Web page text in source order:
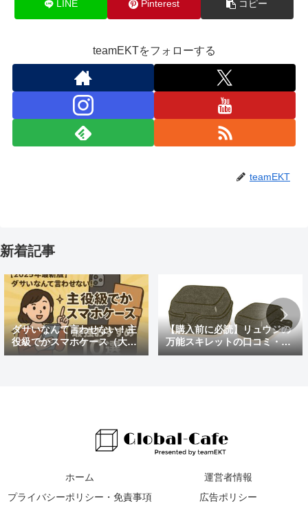
LINE Pinterest コピー
teamEKTをフォローする
teamEKT
新着記事
ダサいなんて言わせない！主
役級でかスマホケース（大き
めの）最強おすすめ10選
【購入前に必読】リュウジの
万能スキレットの口コミ・評
判まとめ｜後悔しないための
ホーム
運営者情報
プライバシーポリシー・免責事項
広告ポリシー